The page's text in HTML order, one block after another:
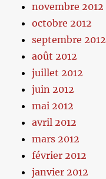
novembre 2012
octobre 2012
septembre 2012
août 2012
juillet 2012
juin 2012
mai 2012
avril 2012
mars 2012
février 2012
janvier 2012